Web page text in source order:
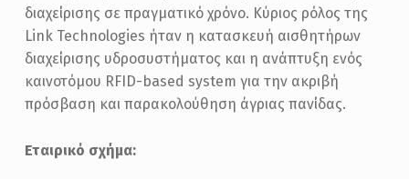
διαχείρισης σε πραγματικό χρόνο. Κύριος ρόλος της
Link Technologies ήταν η κατασκευή αισθητήρων
διαχείρισης υδροσυστήματος και η ανάπτυξη ενός
καινοτόμου RFID-based system για την ακριβή
πρόσβαση και παρακολούθηση άγριας πανίδας.
Εταιρικό σχήμα: